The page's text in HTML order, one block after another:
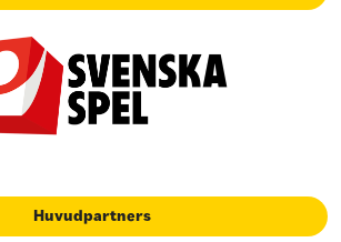
Huvudpartners